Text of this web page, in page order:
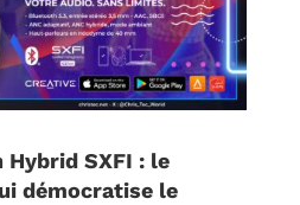
Hybrid SXFI : le
démocratise le